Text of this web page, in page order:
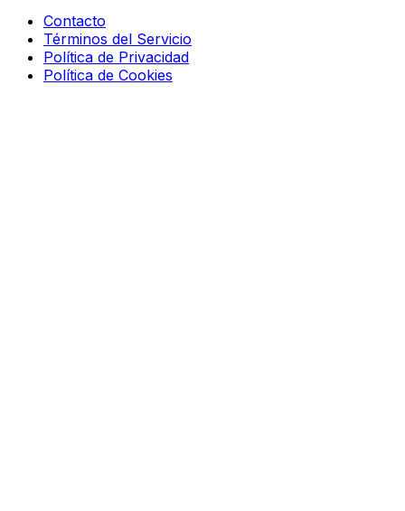
Contacto
Términos del Servicio
Política de Privacidad
Política de Cookies